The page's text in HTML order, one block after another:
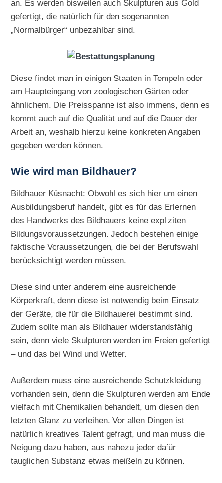
an. Es werden bisweilen auch Skulpturen aus Gold
gefertigt, die natürlich für den sogenannten
„Normalbürger“ unbezahlbar sind.
Diese findet man in einigen Staaten in Tempeln oder
am Haupteingang von zoologischen Gärten oder
ähnlichem. Die Preisspanne ist also immens, denn es
kommt auch auf die Qualität und auf die Dauer der
Arbeit an, weshalb hierzu keine konkreten Angaben
gegeben werden können.
Wie wird man Bildhauer?
Bildhauer Küsnacht: Obwohl es sich hier um einen
Ausbildungsberuf handelt, gibt es für das Erlernen
des Handwerks des Bildhauers keine expliziten
Bildungsvoraussetzungen. Jedoch bestehen einige
faktische Voraussetzungen, die bei der Berufswahl
berücksichtigt werden müssen.
Diese sind unter anderem eine ausreichende
Körperkraft, denn diese ist notwendig beim Einsatz
der Geräte, die für die Bildhauerei bestimmt sind.
Zudem sollte man als Bildhauer widerstandsfähig
sein, denn viele Skulpturen werden im Freien gefertigt
– und das bei Wind und Wetter.
Außerdem muss eine ausreichende Schutzkleidung
vorhanden sein, denn die Skulpturen werden am Ende
vielfach mit Chemikalien behandelt, um diesen den
letzten Glanz zu verleihen. Vor allen Dingen ist
natürlich kreatives Talent gefragt, und man muss die
Neigung dazu haben, aus nahezu jeder dafür
tauglichen Substanz etwas meißeln zu können.